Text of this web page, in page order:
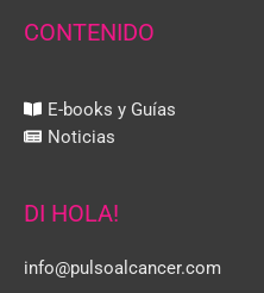
CONTENIDO
E-books y Guías
Noticias
DI HOLA!
info@pulsoalcancer.com